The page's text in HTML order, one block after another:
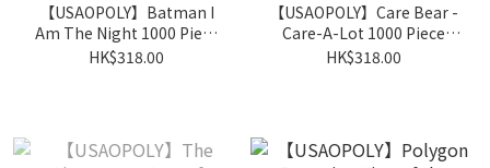
【USAOPOLY】Batman I
Am The Night 1000 Piece
Jigsaw Puzzle
HK$318.00
【USAOPOLY】Care Bear -
Care-A-Lot 1000 Piece
Jigsaw Puzzle
HK$318.00